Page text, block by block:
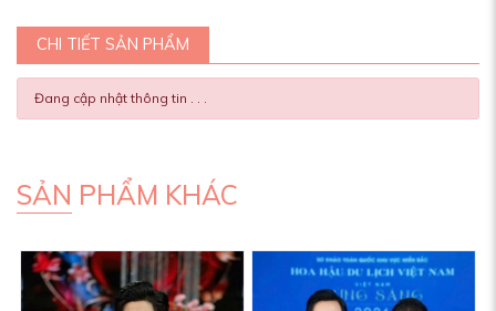
CHI TIẾT SẢN PHẨM
Đang cập nhật thông tin . . .
SẢN PHẨM KHÁC